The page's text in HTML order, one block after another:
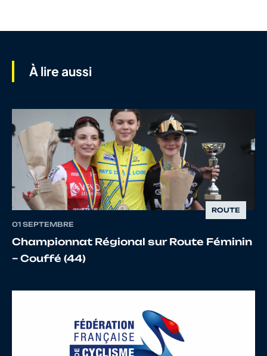
À lire aussi
ROUTE
01 SEPTEMBRE
Championnat Régional sur Route Féminin
– Couffé (44)